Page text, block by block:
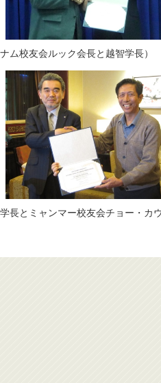
ム校友会ルック会長と越智学長）
長とミャンマー校友会チョー・カ